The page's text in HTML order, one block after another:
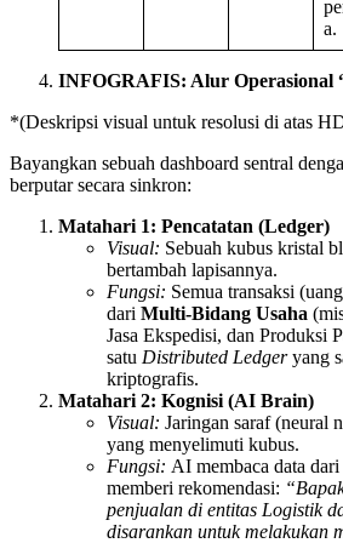
a.
INFOGRAFIS: Alur Operasional
*(Deskripsi visual untuk resolusi di atas
Bayangkan sebuah dashboard sentral
berputar secara sinkron:
Matahari 1: Pencatatan (Ledger)
Visual: Sebuah kubus kristal
bertambah lapisannya.
Fungsi: Semua transaksi
dari Multi-Bidang Usaha
Jasa Ekspedisi, dan Produksi
satu Distributed Ledgeryang
kriptografis.
Matahari 2: Kognisi (AI Brain)
Visual: Jaringan saraf (neural
yang menyelimuti kubus.
Fungsi: AI membaca data
memberi rekomendasi:
penjualan di entitas Logistik
disarankan untuk melakukan